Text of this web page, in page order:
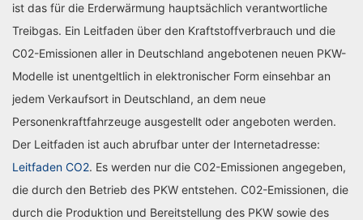
ist das für die Erderwärmung hauptsächlich verantwortliche
Treibgas. Ein Leitfaden über den Kraftstoffverbrauch und die
C02-Emissionen aller in Deutschland angebotenen neuen PKW-
Modelle ist unentgeltlich in elektronischer Form einsehbar an
jedem Verkaufsort in Deutschland, an dem neue
Personenkraftfahrzeuge ausgestellt oder angeboten werden.
Der Leitfaden ist auch abrufbar unter der Internetadresse:
Leitfaden CO2. Es werden nur die C02-Emissionen angegeben,
die durch den Betrieb des PKW entstehen. C02-Emissionen, die
durch die Produktion und Bereitstellung des PKW sowie des